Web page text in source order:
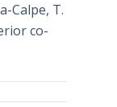
Calpe, T.
co-